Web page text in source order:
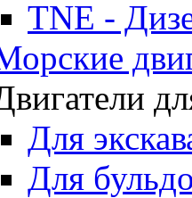
TNE -
Для
Для